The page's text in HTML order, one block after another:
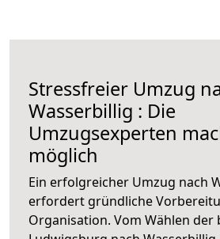
Stressfreier Umzug
Wasserbillig : Die
Umzugsexperten
möglich
Ein erfolgreicher Umzug nach
erfordert gründliche
Organisation. Vom Wählen der